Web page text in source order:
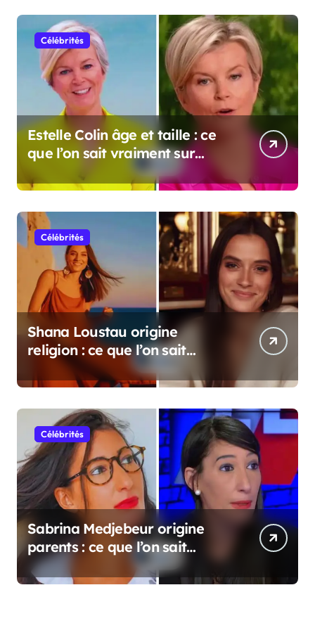
Célébrités
Estelle Colin âge et taille : ce
que l’on sait vraiment sur
cette personnalité
Célébrités
Shana Loustau origine
religion : ce que l’on sait
vraiment
Célébrités
Sabrina Medjebeur origine
parents : ce que l’on sait
réellement sur ses origines
familiales